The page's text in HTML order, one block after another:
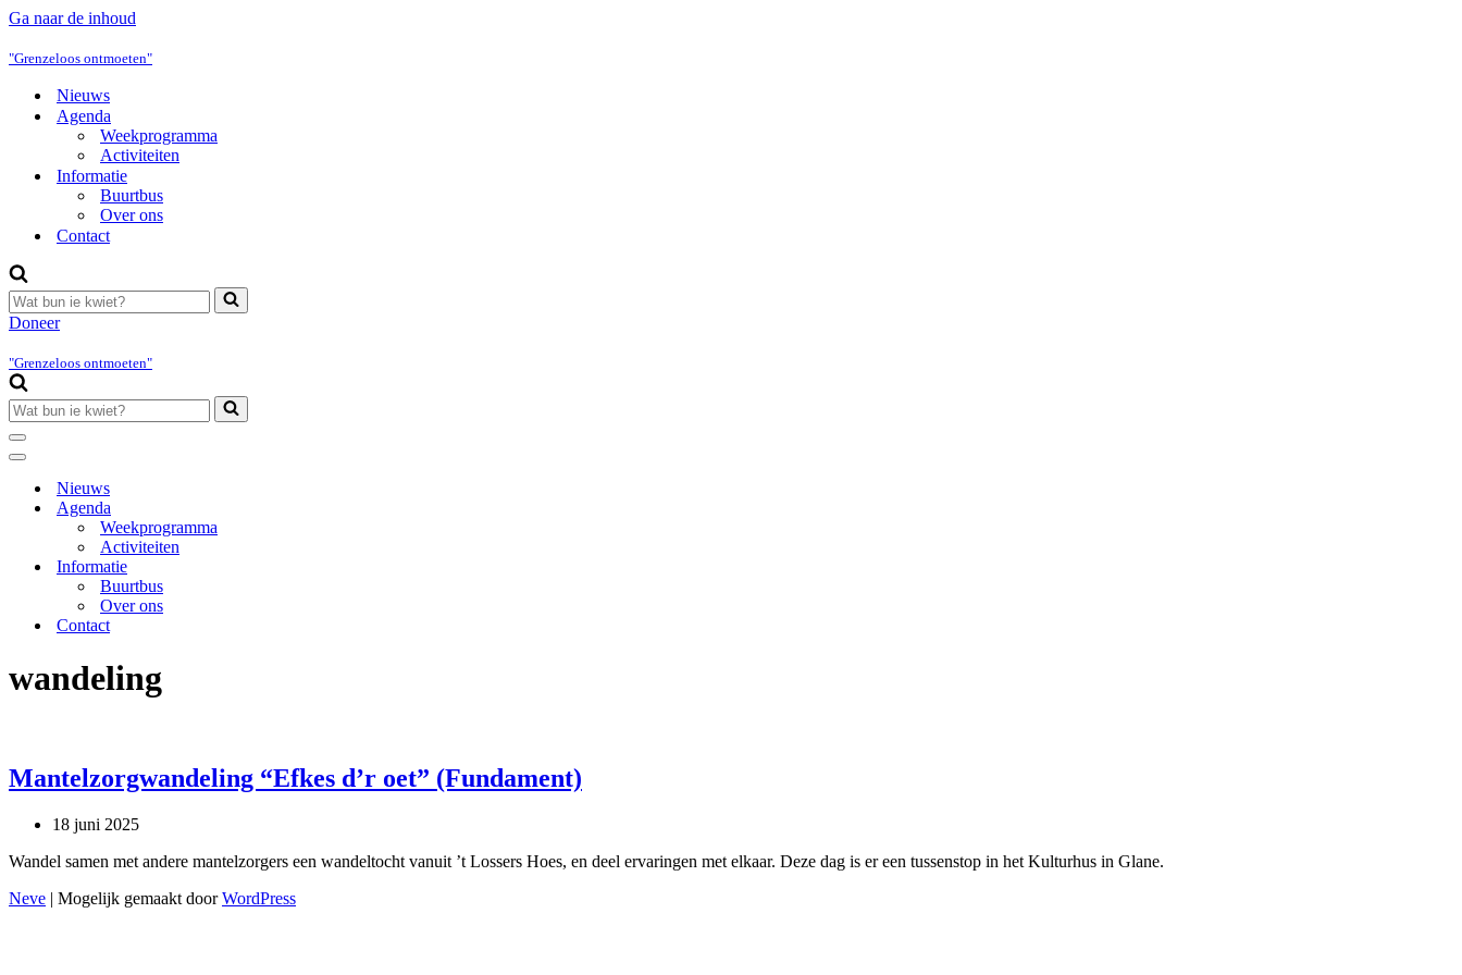
Ga naar de inhoud
"Grenzeloos ontmoeten"
Nieuws
Agenda
Weekprogramma
Activiteiten
Informatie
Buurtbus
Over ons
Contact
Zoek
naar...
Doneer
"Grenzeloos ontmoeten"
Zoek
naar...
Navigatie
Menu
Navigatie
Nieuws
Agenda
Weekprogramma
Activiteiten
Informatie
Buurtbus
Over ons
Contact
wandeling
Mantelzorgwandeling “Efkes d’r oet” (Fundament)
18 juni 2025
Wandel samen met andere mantelzorgers een wandeltocht vanuit ’t Lossers Hoes, en deel ervaringen met elkaar. Deze dag is er een tussenstop in het Kulturhus in Glane.
Neve | Mogelijk gemaakt doorWordPress